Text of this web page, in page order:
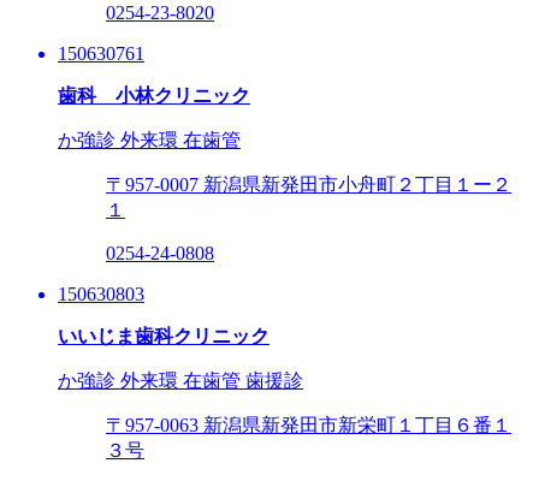
0254-23-8020
150630761
歯科 小林クリニック
か強診 外来環 在歯管
〒957-0007 新潟県新発田市小舟町２丁目１ー２
１
0254-24-0808
150630803
いいじま歯科クリニック
か強診 外来環 在歯管 歯援診
〒957-0063 新潟県新発田市新栄町１丁目６番１
３号